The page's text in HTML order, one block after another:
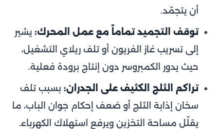
أن يتجمّد.
توقف التجميد تماماً مع عمل المحرك: يشير
إلى تسريب غاز الفريون أو تلف ريلاي التشغيل،
حيث يدور الكمبروسر دون إنتاج برودة فعلية.
تراكم الثلج الكثيف على الجدران: بسبب تلف
سخان إذابة الثلج أو ضعف إحكام جوان الباب، ما
يقلّل مساحة التخزين ويرفع استهلاك الكهرباء.